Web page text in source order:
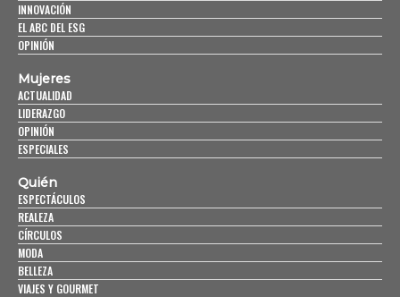
INNOVACIÓN
EL ABC DEL ESG
OPINIÓN
Mujeres
ACTUALIDAD
LIDERAZGO
OPINIÓN
ESPECIALES
Quién
ESPECTÁCULOS
REALEZA
CÍRCULOS
MODA
BELLEZA
VIAJES Y GOURMET